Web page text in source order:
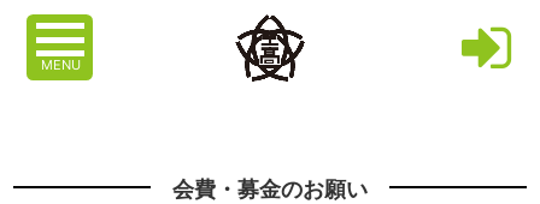
MENU
会費・募金のお願い